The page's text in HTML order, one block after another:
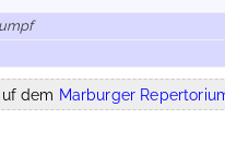
dem Marburger